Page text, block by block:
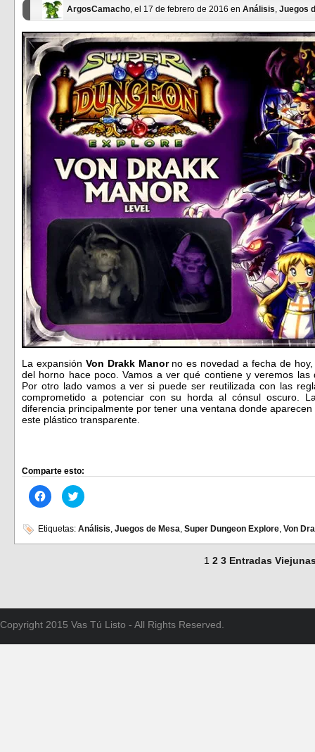
ArgosCamacho, el 17 de febrero de 2016 en Análisis, Juegos
La expansión Von Drakk Manorno es novedad a fecha de
del horno hace poco. Vamos a ver qué contiene y veremos
Por otro lado vamos a ver si puede ser reutilizada con las
comprometido a potenciar con su horda al cónsul oscuro.
diferencia principalmente por tener una ventana donde
este plástico transparente.
Comparte esto:
Haz
clic
en
Facebook
(Se
Haz
clic
en
(Se
Etiquetas: Análisis, Juegos de Mesa, Super Dungeon Explore, Von
1 2 3 Entradas
Copyright 2015 Vas Tú Listo - All Rights Reserved.